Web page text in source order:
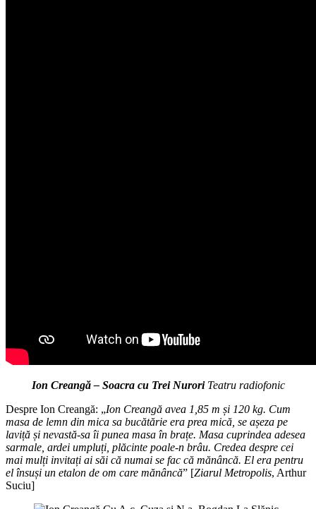
Ion Creangă – Soacra cu Trei NuroriTeatru radiofonic
Despre Ion Creangă: „Ion Creangă avea 1,85 m și 120 kg. Cum
masa de lemn din mica sa bucătărie era prea mică, se așeza pe
laviță și nevastă-sa îi punea masa în brațe. Masa cuprindea adesea
sarmale, ardei umpluți, plăcinte poale-n brâu. Credea despre cei
mai mulți invitați ai săi că numai se fac că mănâncă. El era pentru
el însuși un etalon de om care mănâncă” [Ziarul Metropolis, Arthur
Suciu]